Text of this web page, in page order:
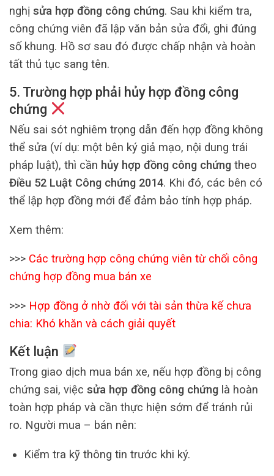
nghị sửa hợp đồng công chứng. Sau khi kiểm tra,
công chứng viên đã lập văn bản sửa đổi, ghi đúng
số khung. Hồ sơ sau đó được chấp nhận và hoàn
tất thủ tục sang tên.
5. Trường hợp phải hủy hợp đồng công
chứng
Nếu sai sót nghiêm trọng dẫn đến hợp đồng không
thể sửa (ví dụ: một bên ký giả mạo, nội dung trái
pháp luật), thì cần hủy hợp đồng công chứng theo
Điều 52 Luật Công chứng 2014. Khi đó, các bên có
thể lập hợp đồng mới để đảm bảo tính hợp pháp.
Xem thêm:
>>> Các trường hợp công chứng viên từ chối công
chứng hợp đồng mua bán xe
>>> Hợp đồng ở nhờ đối với tài sản thừa kế chưa
chia: Khó khăn và cách giải quyết
Kết luận
Trong giao dịch mua bán xe, nếu hợp đồng bị công
chứng sai, việc sửa hợp đồng công chứng là hoàn
toàn hợp pháp và cần thực hiện sớm để tránh rủi
ro. Người mua – bán nên:
Kiểm tra kỹ thông tin trước khi ký.